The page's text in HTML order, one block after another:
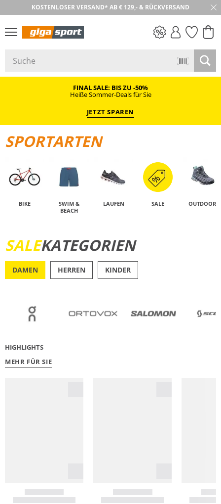
KOSTENLOSER VERSAND* AB € 129,- & RÜCKVERSAND
30 TAGE RÜCKGABE
FINAL SALE: BIS ZU -50%
Heiße Sommer-Deals für Sie
JETZT SPAREN
SPORTARTEN
BIKE
SWIM &
BEACH
LAUFEN SALE OUTDOOR
JETZT ENTDECKEN
SALEKATEGORIEN
DAMEN HERREN KINDER
HIGHLIGHTS
MEHR FÜR SIE